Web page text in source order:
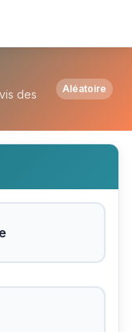
ou Être
des
Aléatoire